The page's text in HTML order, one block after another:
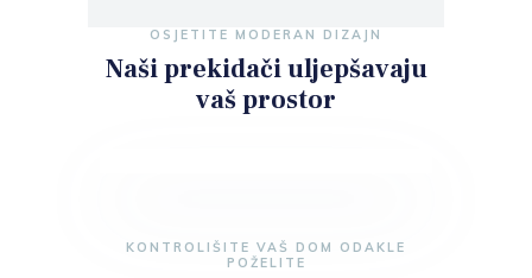
OSJETITE MODERAN DIZAJN
Naši prekidači uljepšavaju
vaš prostor
KONTROLIŠITE VAŠ DOM ODAKLE
POŽELITE